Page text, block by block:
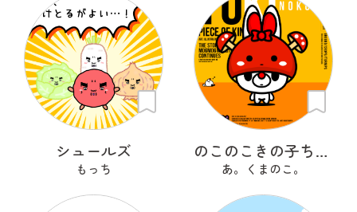
シュールズ
もっち
のこのこきの子ちゃん
あ。くまのこ。